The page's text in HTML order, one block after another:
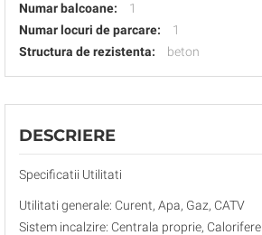
Numar balcoane:
1
Numar locuri de parcare:
1
Structura de rezistenta:
beton
DESCRIERE
Specificatii Utilitati
Utilitati generale: Curent, Apa, Gaz, CATV
Sistem incalzire: Centrala proprie, Calorifere